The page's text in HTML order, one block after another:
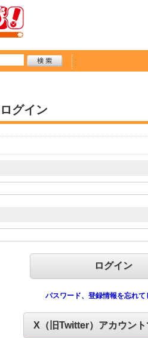
グイン
パスワード、登録情報を忘れて
X（旧Twitter）アカウン